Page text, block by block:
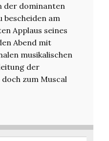
der dominanten
bescheiden am
Applaus seines
Abend mit
musikalischen
der
zum Muscal